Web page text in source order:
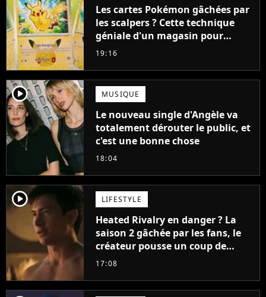
Les cartes Pokémon gâchées par
les scalpers ? Cette technique
géniale d'un magasin pour
ruiner les revendeurs
19:16
player2 MUSIQUE
Le nouveau single d'Angèle va
totalement dérouter le public, et
c'est une bonne chose
18:04
player2 LIFESTYLE
Heated Rivalry en danger ? La
saison 2 gâchée par les fans, le
créateur pousse un coup de
gueule
17:08